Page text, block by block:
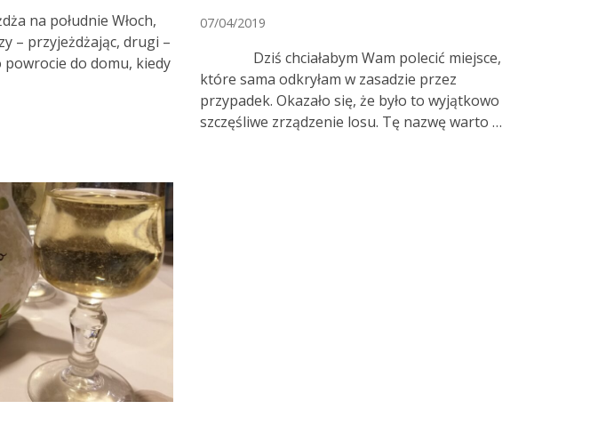
na południe Włoch,
– przyjeżdżając, drugi –
powrocie do domu, kiedy
07/04/2019
Dziś chciałabym Wam polecić miejsce,
które sama odkryłam w zasadzie przez
przypadek. Okazało się, że było to wyjątkowo
szczęśliwe zrządzenie losu. Tę nazwę warto …